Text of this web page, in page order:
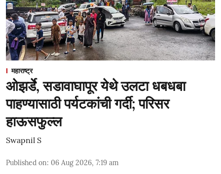
महाराष्ट्र
ओझर्डे, सडावाघापूर येथे उलटा धबधबा
पाहण्यासाठी पर्यटकांची गर्दी; परिसर
हाऊसफुल्ल
Swapnil S
Published on: 06 Aug 2026, 7:19 am